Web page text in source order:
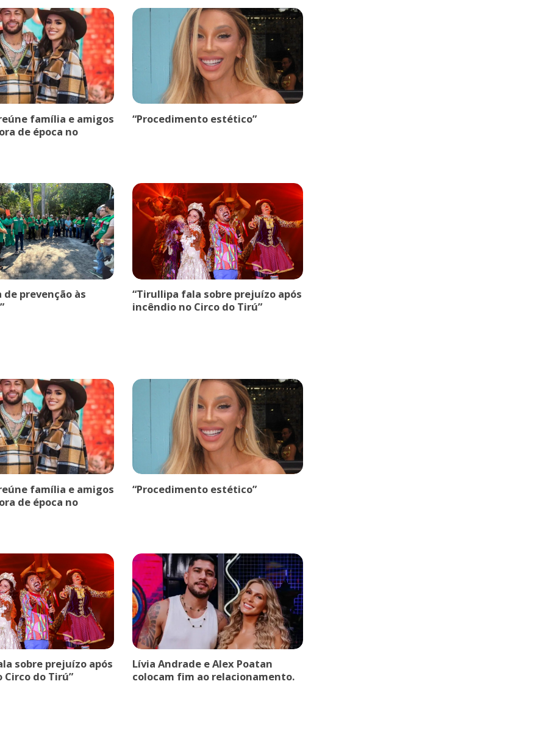
família e amigos
de época no
“Procedimento estético”
de prevenção às
“Tirullipa fala sobre prejuízo após
incêndio no Circo do Tirú”
família e amigos
de época no
“Procedimento estético”
sobre prejuízo após
do Tirú”
Lívia Andrade e Alex Poatan
colocam fim ao relacionamento.